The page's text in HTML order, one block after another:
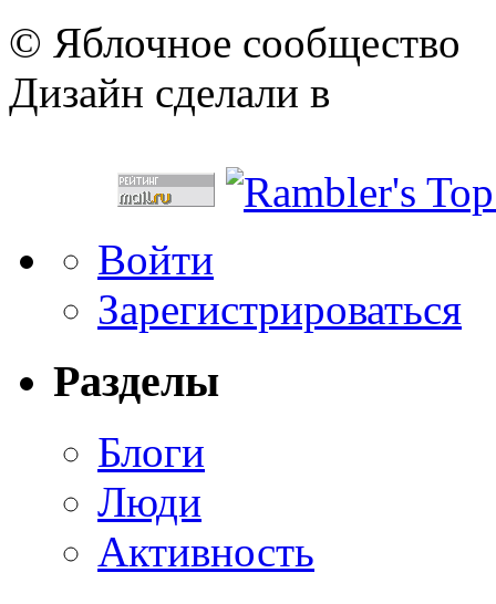
© Яблочное сообщество
Дизайн сделали в
Войти
Зарегистрироваться
Разделы
Блоги
Люди
Активность